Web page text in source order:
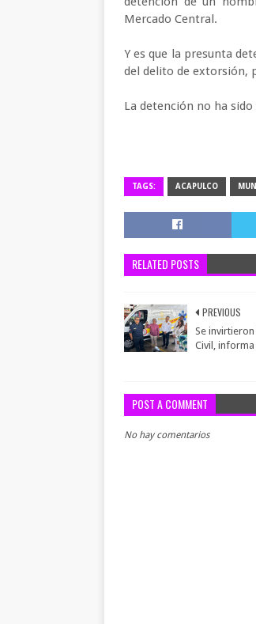
Mercado Central.
Y es que la presunta
del delito de extorsión,
La detención no ha
TAGS: ACAPULCO
RELATED POSTS
PREVIOUS
Se
Civil,
POST A COMMENT
No hay comentarios